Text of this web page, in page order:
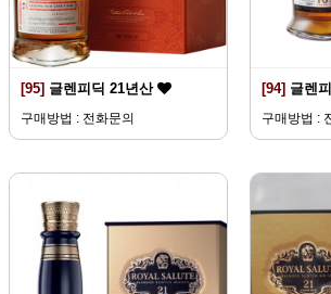
[95] 글렌피딕 21년산
구매방법 : 전화문의
[94]글렌
구매방법 :